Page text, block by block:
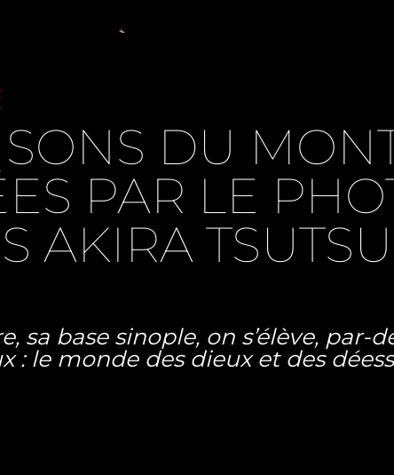
DU
PAR LE
AKIRA
sa base sinople, on s’élève, par-
: le monde des dieux et des